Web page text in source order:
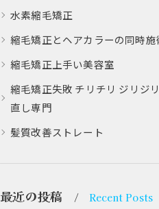
水素縮毛矯正
縮毛矯正とヘアカラーの同時施
縮毛矯正上手い美容室
縮毛矯正失敗 チリチリ ジリジ
直し専門
髪質改善ストレート
最近の投稿 Recent Posts